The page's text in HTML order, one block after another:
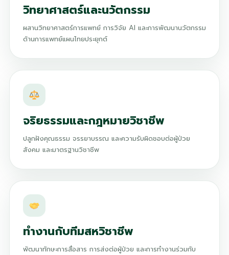
วิทยาศาสตร์และนวัตกรรม
ผสานวิทยาศาสตร์การแพทย์ การวิจัย AI และการพัฒนานวัตกรรม
ด้านการแพทย์แผนไทยประยุกต์
จริยธรรมและกฎหมายวิชาชีพ
ปลูกฝังคุณธรรม จรรยาบรรณ และความรับผิดชอบต่อผู้ป่วย
สังคม และมาตรฐานวิชาชีพ
ทำงานกับทีมสหวิชาชีพ
พัฒนาทักษะการสื่อสาร การส่งต่อผู้ป่วย และการทำงานร่วมกับ